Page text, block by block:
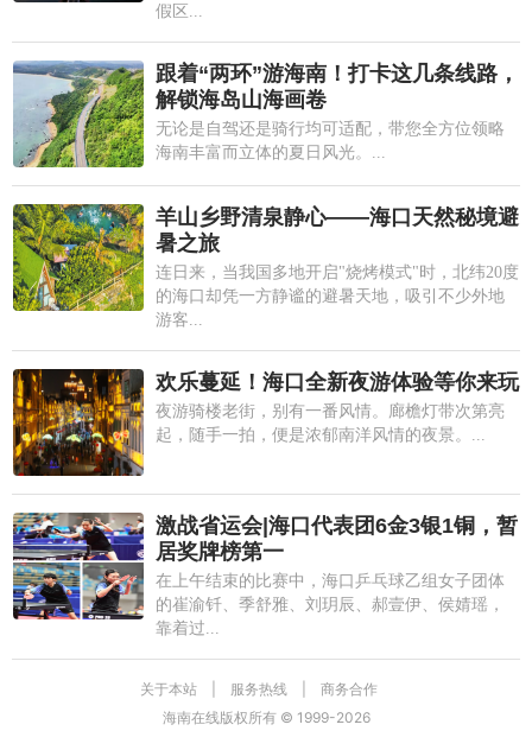
假区...
跟着“两环”游海南！打卡这几条线路，
解锁海岛山海画卷
无论是自驾还是骑行均可适配，带您全方位领略
海南丰富而立体的夏日风光。...
羊山乡野清泉静心——海口天然秘境避
暑之旅
连日来，当我国多地开启"烧烤模式"时，北纬20度
的海口却凭一方静谧的避暑天地，吸引不少外地
游客...
欢乐蔓延！海口全新夜游体验等你来玩
夜游骑楼老街，别有一番风情。廊檐灯带次第亮
起，随手一拍，便是浓郁南洋风情的夜景。...
激战省运会|海口代表团6金3银1铜，暂
居奖牌榜第一
在上午结束的比赛中，海口乒乓球乙组女子团体
的崔渝钎、季舒雅、刘玥辰、郝壹伊、侯婧瑶，
靠着过...
关于本站 服务热线
商务合作
海南在线版权所有 © 1999-2026